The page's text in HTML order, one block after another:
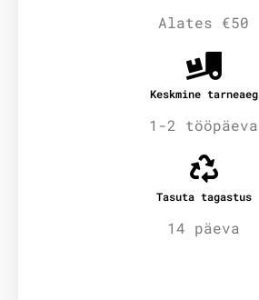
Alates €50
Keskmine tarneaeg
1-2 tööpäeva
Tasuta tagastus
14 päeva